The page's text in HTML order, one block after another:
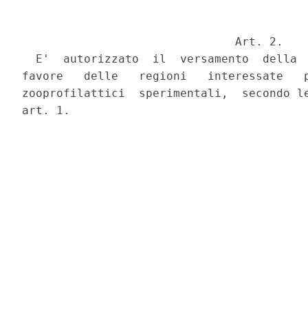
                               Art. 2.
E'  autorizzato  il  versamento  della
favore   delle   regioni
zooprofilattici  sperimentali,  secondo